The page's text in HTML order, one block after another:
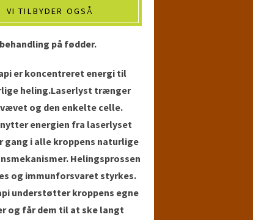
VI TILBYDER OGSÅ
på fødder.
er koncentreret energi til
heling.Laserlyst trænger
og den enkelte celle.
energien fra laserlyset
i alle kroppens naturlige
Helingsprossen
og immunforsvaret styrkes.
understøtter kroppens egne
og får dem til at ske langt